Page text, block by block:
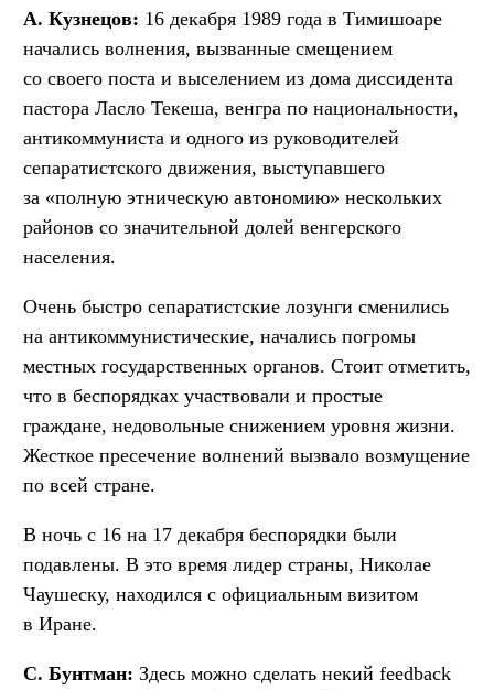
А. Кузнецов: 16 декабря 1989 года в Тимишоаре
начались волнения, вызванные смещением
со своего поста и выселением из дома диссидента
пастора Ласло Текеша, венгра по национальности,
антикоммуниста и одного из руководителей
сепаратистского движения, выступавшего
за «полную этническую автономию» нескольких
районов со значительной долей венгерского
населения.
Очень быстро сепаратистские лозунги сменились
на антикоммунистические, начались погромы
местных государственных органов. Стоит отметить,
что в беспорядках участвовали и простые
граждане, недовольные снижением уровня жизни.
Жесткое пресечение волнений вызвало возмущение
по всей стране.
В ночь с 16 на 17 декабря беспорядки были
подавлены. В это время лидер страны, Николае
Чаушеску, находился с официальным визитом
в Иране.
С. Бунтман: Здесь можно сделать некий feedback